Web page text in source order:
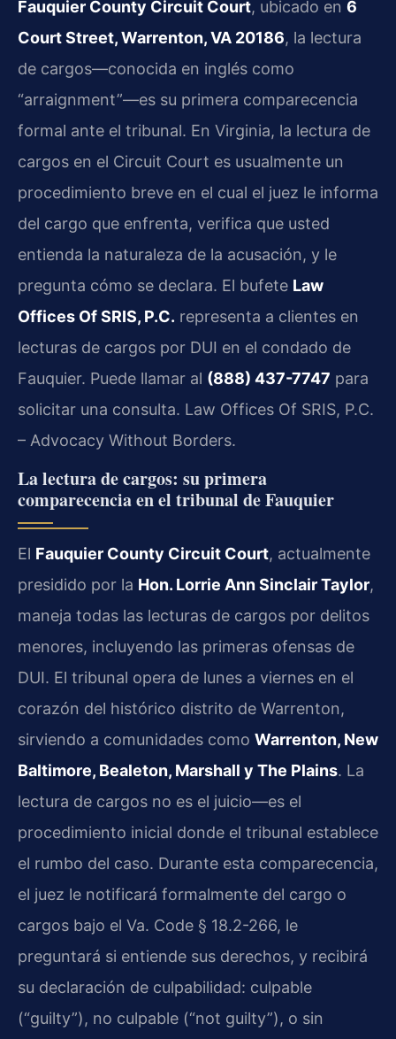
Fauquier County Circuit Court, ubicado en 6
Court Street, Warrenton, VA 20186, la lectura
de cargos—conocida en inglés como
“arraignment”—es su primera comparecencia
formal ante el tribunal. En Virginia, la lectura de
cargos en el Circuit Court es usualmente un
procedimiento breve en el cual el juez le informa
del cargo que enfrenta, verifica que usted
entienda la naturaleza de la acusación, y le
pregunta cómo se declara. El bufete Law
Offices Of SRIS, P.C. representa a clientes en
lecturas de cargos por DUI en el condado de
Fauquier. Puede llamar al (888) 437-7747 para
solicitar una consulta. Law Offices Of SRIS, P.C.
– Advocacy Without Borders.
La lectura de cargos: su primera
comparecencia en el tribunal de Fauquier
El Fauquier County Circuit Court, actualmente
presidido por la Hon. Lorrie Ann Sinclair Taylor,
maneja todas las lecturas de cargos por delitos
menores, incluyendo las primeras ofensas de
DUI. El tribunal opera de lunes a viernes en el
corazón del histórico distrito de Warrenton,
sirviendo a comunidades como Warrenton, New
Baltimore, Bealeton, Marshall y The Plains. La
lectura de cargos no es el juicio—es el
procedimiento inicial donde el tribunal establece
el rumbo del caso. Durante esta comparecencia,
el juez le notificará formalmente del cargo o
cargos bajo el Va. Code § 18.2-266, le
preguntará si entiende sus derechos, y recibirá
su declaración de culpabilidad: culpable
(“guilty”), no culpable (“not guilty”), o sin